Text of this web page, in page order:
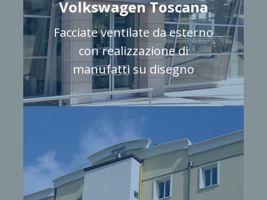
Volkswagen Toscana
Facciate ventilate da esterno
con realizzazione di
manufatti su disegno